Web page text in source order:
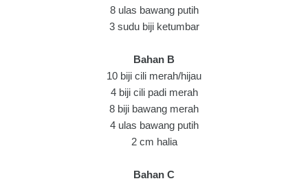
8 ulas bawang putih
3 sudu biji ketumbar
Bahan B
10 biji cili merah/hijau
4 biji cili padi merah
8 biji bawang merah
4 ulas bawang putih
2 cm halia
Bahan C